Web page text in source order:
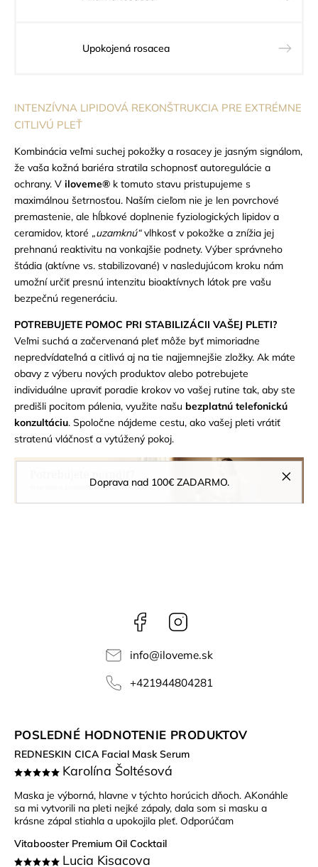
Doprava nad 100€ ZADARMO.
Upokojená rosacea
INTENZÍVNA LIPIDOVÁ REKONŠTRUKCIA PRE EXTRÉMNE
CITLIVÚ PLEŤ
Kombinácia veľmi suchej pokožky a rosacey je jasným signálom,
že vaša kožná bariéra stratila schopnosť autoregulácie a
ochrany. V iloveme® k tomuto stavu pristupujeme s
maximálnou šetrnosťou. Naším cieľom nie je len povrchové
premastenie, ale hĺbkové doplnenie fyziologických lipidov a
ceramidov, ktoré „uzamknú“vlhkosť v pokožke a znížia jej
prehnanú reaktivitu na vonkajšie podnety. Výber správneho
štádia (aktívne vs. stabilizované) v nasledujúcom kroku nám
umožní určiť presnú intenzitu bioaktívnych látok pre vašu
bezpečnú regeneráciu.
POTREBUJETE POMOC PRI STABILIZÁCII VAŠEJ PLETI?
Veľmi suchá a začervenaná pleť môže byť mimoriadne
nepredvídateľná a citlivá aj na tie najjemnejšie zložky. Ak máte
obavy z výberu nových produktov alebo potrebujete
individuálne upraviť poradie krokov vo vašej rutine tak, aby ste
predišli pocitom pálenia, využite našu bezplatnú telefonickú
konzultáciu. Spoločne nájdeme cestu, ako vašej pleti vrátiť
stratenú vláčnosť a vytúžený pokoj.
Facebook
info@iloveme.sk
+421944804281
POSLEDNÉ HODNOTENIE PRODUKTOV
REDNESKIN CICA Facial Mask Serum
Karolína Šoltésová
Maska je výborná, hlavne v týchto horúcich dňoch. AKonáhle
sa mi vytvorili na pleti nejké zápaly, dala som si masku a
krásne zápal stiahla a upokojila pleť. Odporúčam
Vitabooster Premium Oil Cocktail
Lucia Kisacova